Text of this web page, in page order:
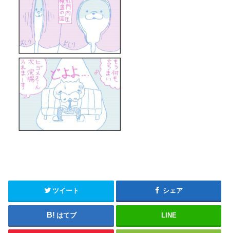
ツイート シェア
はてブ LINE